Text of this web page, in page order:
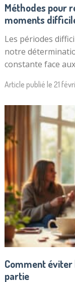
Méthodes pour
moments
Les périodes
notre
constante face
Article publié le 21
Comment éviter
partie